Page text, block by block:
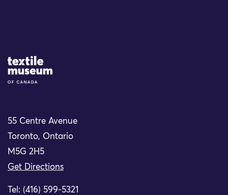
Site Logo
55 Centre Avenue
Toronto, Ontario
M5G 2H5
Get Directions
Tel: (416) 599-5321